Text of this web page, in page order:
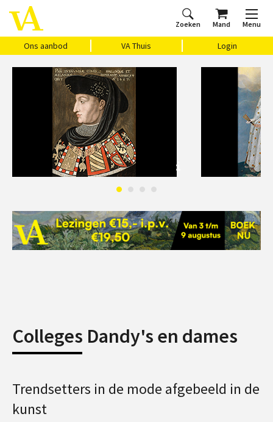
Zoeken Mand Menu
Ons aanbod VA Thuis Login
Home
Ons aanbod
Agenda
VAthuis
Over ons
Vragen?
Cadeaubon
Colleges Dandy's en dames
Trendsetters in de mode afgebeeld in de
kunst